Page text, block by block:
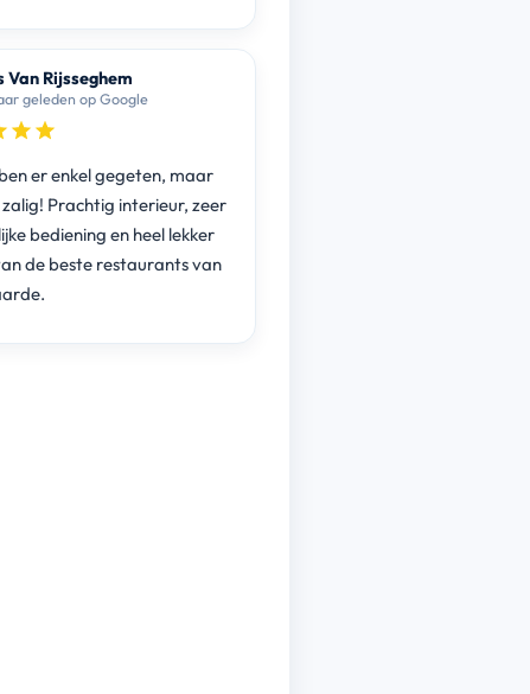
Van Rijsseghem
geleden op Google
er enkel gegeten, maar
Prachtig interieur, zeer
bediening en heel lekker
de beste restaurants van